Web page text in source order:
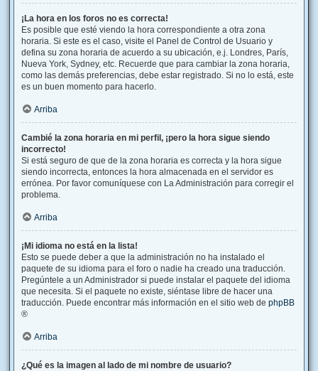
¡La hora en los foros no es correcta!
Es posible que esté viendo la hora correspondiente a otra zona
horaria. Si este es el caso, visite el Panel de Control de Usuario y
defina su zona horaria de acuerdo a su ubicación, e.j. Londres, París,
Nueva York, Sydney, etc. Recuerde que para cambiar la zona horaria,
como las demás preferencias, debe estar registrado. Si no lo está, este
es un buen momento para hacerlo.
Arriba
Cambié la zona horaria en mi perfil, ¡pero la hora sigue siendo
incorrecto!
Si está seguro de que de la zona horaria es correcta y la hora sigue
siendo incorrecta, entonces la hora almacenada en el servidor es
errónea. Por favor comuníquese con La Administración para corregir el
problema.
Arriba
¡Mi idioma no está en la lista!
Esto se puede deber a que la administración no ha instalado el
paquete de su idioma para el foro o nadie ha creado una traducción.
Pregúntele a un Administrador si puede instalar el paquete del idioma
que necesita. Si el paquete no existe, siéntase libre de hacer una
traducción. Puede encontrar más información en el sitio web de phpBB
®
Arriba
¿Qué es la imagen al lado de mi nombre de usuario?